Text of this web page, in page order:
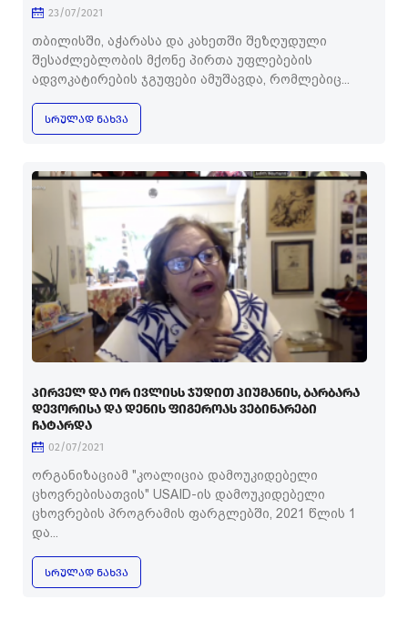
23/07/2021
თბილისში, აჭარასა და კახეთში შეზღუდული
შესაძლებლობის მქონე პირთა უფლებების
ადვოკატირების ჯგუფები ამუშავდა, რომლებიც...
ᲡᲠᲣᲚᲐᲓ ᲜᲐᲮᲕᲐ
ᲞᲘᲠᲕᲔᲚ ᲓᲐ ᲝᲠ ᲘᲕᲚᲘᲡᲡ ᲯᲣᲓᲘᲗ ᲰᲘᲣᲛᲐᲜᲘᲡ, ᲑᲐᲠᲑᲐᲠᲐ
ᲓᲔᲕᲝᲠᲘᲡᲐ ᲓᲐ ᲓᲔᲜᲘᲡ ᲤᲘᲒᲔᲠᲝᲐᲡ ᲕᲔᲑᲘᲜᲐᲠᲔᲑᲘ
ᲩᲐᲢᲐᲠᲓᲐ
02/07/2021
ორგანიზაციამ "კოალიცია დამოუკიდებელი
ცხოვრებისათვის" USAID-ის დამოუკიდებელი
ცხოვრების პროგრამის ფარგლებში, 2021 წლის 1
და...
ᲡᲠᲣᲚᲐᲓ ᲜᲐᲮᲕᲐ